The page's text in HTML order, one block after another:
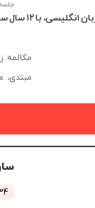
جلسه ۱
تمام سطوح، یادگیری موثر را تضمین می‌کند.
مبتدی،
434